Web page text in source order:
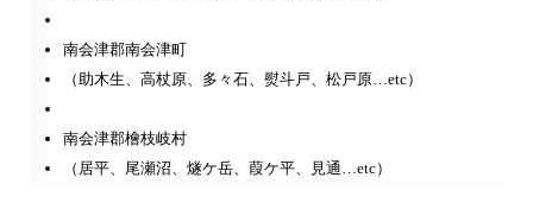
南会津郡南会津町
（助木生、高杖原、多々石、熨斗戸、松戸原…etc）
南会津郡檜枝岐村
（居平、尾瀬沼、燧ケ岳、葭ケ平、見通…etc）